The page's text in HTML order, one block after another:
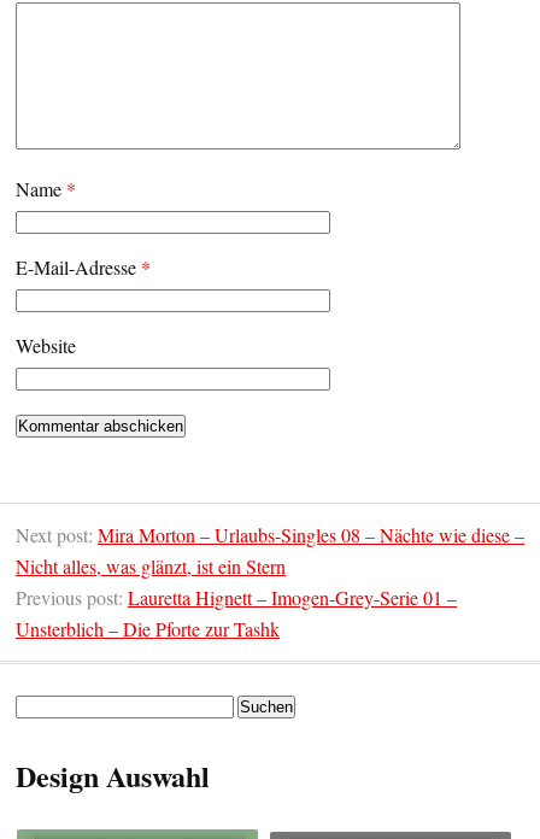
Name *
E-Mail-Adresse *
Website
Next post: Mira Morton – Urlaubs-Singles 08 – Nächte wie diese –
Nicht alles, was glänzt, ist ein Stern
Previous post: Lauretta Hignett – Imogen-Grey-Serie 01 –
Unsterblich – Die Pforte zur Tashk
Design Auswahl